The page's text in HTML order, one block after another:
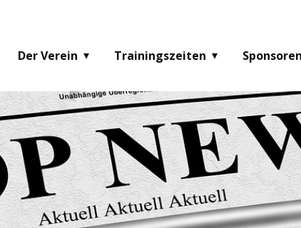
Der Verein Trainingszeiten